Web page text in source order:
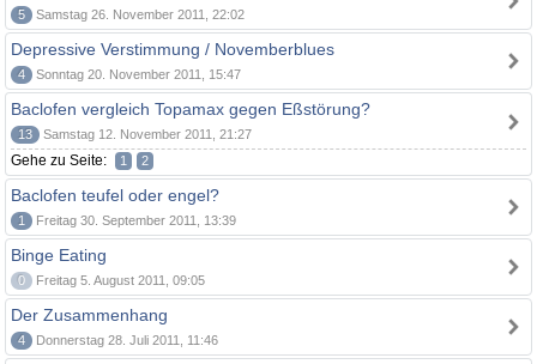
5 Samstag 26. November 2011, 22:02
Depressive Verstimmung / Novemberblues
4 Sonntag 20. November 2011, 15:47
Baclofen vergleich Topamax gegen Eßstörung?
13 Samstag 12. November 2011, 21:27
Gehe zu Seite: 1 2
Baclofen teufel oder engel?
1 Freitag 30. September 2011, 13:39
Binge Eating
0 Freitag 5. August 2011, 09:05
Der Zusammenhang
4 Donnerstag 28. Juli 2011, 11:46